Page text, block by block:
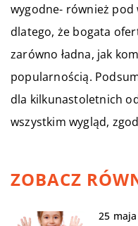
wygodne- również pod
dlatego, że bogata
zarówno ładna, jak
popularnością.
dla kilkunastoletnich
wszystkim wygląd,
ZOBACZ
25